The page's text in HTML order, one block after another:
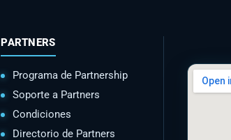
PARTNERS
Programa de Partnership
Soporte a Partners
Condiciones
Directorio de Partners